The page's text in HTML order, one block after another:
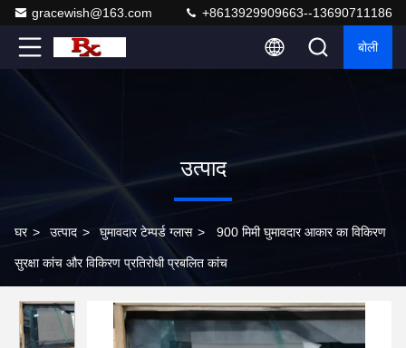
gracewish@163.com +8613929909663--13690711186
बोली
उत्पाद
घर > उत्पाद > घुमावदार टेम्पर्ड ग्लास > 900 मिमी घुमावदार आकार का विकिरण
सुरक्षा कांच और विकिरण प्रतिरोधी प्रबलित कांच